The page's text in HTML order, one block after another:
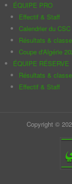
ÉQUIPE PRO
Effectif & Staff
Calendrier du CSC
Résultats &
Coupe d'Algérie
ÉQUIPE RÉSERVE
Résultats &
Effectif & Staff
Copyright ©